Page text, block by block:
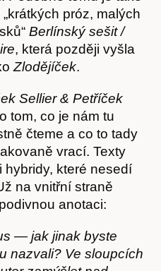
próz, malých
Berlínský sešit /
, která později vyšla
Zlodějíček.
Sellier& Petříček
tom, co je nám tu
čteme a co to tady
vrací. Texty
hybridy, které nesedí
na vnitřní straně
anotaci:
— jak jinak byste
nazvali? Ve sloupcích